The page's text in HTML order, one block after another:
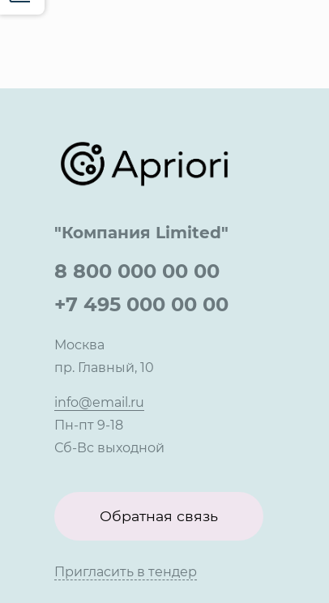
"Компания Limited"
8 800 000 00 00
+7 495 000 00 00
Москва
пр. Главный, 10
info@email.ru
Пн-пт 9-18
Сб-Вс выходной
Обратная связь
Пригласить в тендер